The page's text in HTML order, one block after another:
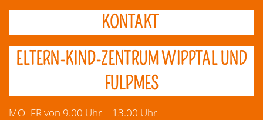
KONTAKT
ELTERN-KIND-ZENTRUM WIPPTAL UND
FULPMES
MO–FR von 9.00 Uhr – 13.00 Uhr